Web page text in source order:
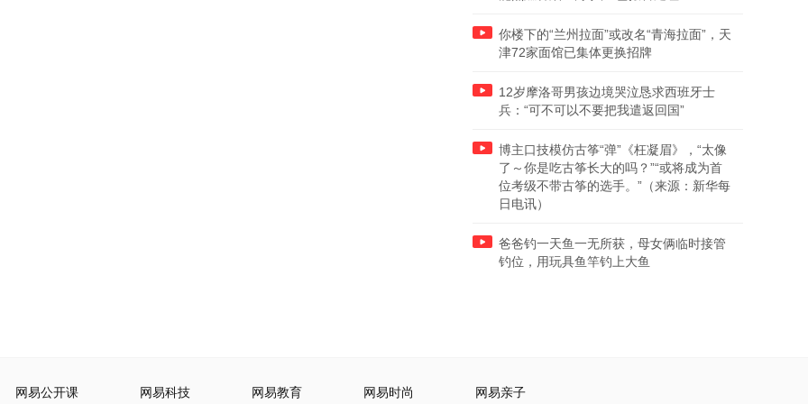
你楼下的“兰州拉面”或改名“青海拉面”，天
津72家面馆已集体更换招牌
12岁摩洛哥男孩边境哭泣恳求西班牙士
兵：“可不可以不要把我遣返回国”
博主口技模仿古筝“弹”《枉凝眉》，“太像
了～你是吃古筝长大的吗？”“或将成为首
位考级不带古筝的选手。”（来源：新华每
日电讯）
爸爸钓一天鱼一无所获，母女俩临时接管
钓位，用玩具鱼竿钓上大鱼
网易公开课 网易科技 网易教育 网易时尚 网易亲子